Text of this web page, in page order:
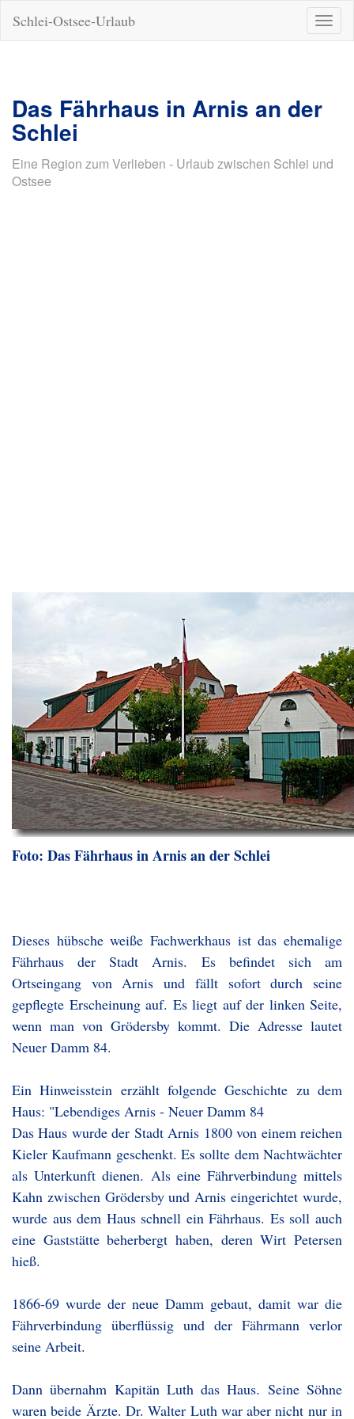
ein-/
Schlei-Ostsee-Urlaub
Das Fährhaus in Arnis an der
Schlei
Eine Region zum Verlieben - Urlaub zwischen Schlei und
Ostsee
Foto: Das Fährhaus in Arnis an der Schlei
Dieses hübsche weiße Fachwerkhaus ist das ehemalige
Fährhaus der Stadt Arnis. Es befindet sich am
Ortseingang von Arnis und fällt sofort durch seine
gepflegte Erscheinung auf. Es liegt auf der linken Seite,
wenn man von Grödersby kommt. Die Adresse lautet
Neuer Damm 84.
Ein Hinweisstein erzählt folgende Geschichte zu dem
Haus: "Lebendiges Arnis - Neuer Damm 84
Das Haus wurde der Stadt Arnis 1800 von einem reichen
Kieler Kaufmann geschenkt. Es sollte dem Nachtwächter
als Unterkunft dienen. Als eine Fährverbindung mittels
Kahn zwischen Grödersby und Arnis eingerichtet wurde,
wurde aus dem Haus schnell ein Fährhaus. Es soll auch
eine Gaststätte beherbergt haben, deren Wirt Petersen
hieß.
1866-69 wurde der neue Damm gebaut, damit war die
Fährverbindung überflüssig und der Fährmann verlor
seine Arbeit.
Dann übernahm Kapitän Luth das Haus. Seine Söhne
waren beide Ärzte. Dr. Walter Luth war aber nicht nur in